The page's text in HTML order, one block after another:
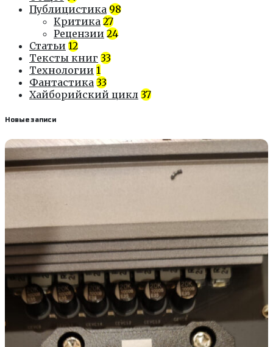
Публицистика 98
Критика 27
Рецензии 24
Статьи 12
Тексты книг 33
Технологии 1
Фантастика 33
Хайборийский цикл 37
Новые записи